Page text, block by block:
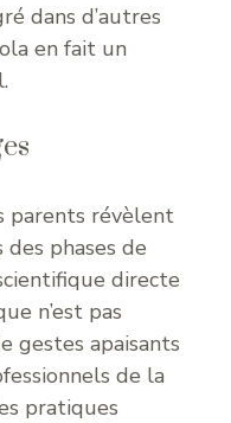
dans d’autres
en fait un
parents révèlent
phases de
directe
n’est pas
gestes apaisants
de la
pratiques